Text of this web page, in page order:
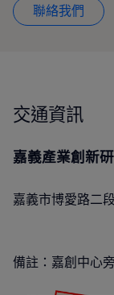
聯絡我們
交通資訊
嘉義產業創新
嘉義市博愛路二
備註：嘉創中心